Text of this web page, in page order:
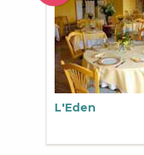
L'Eden